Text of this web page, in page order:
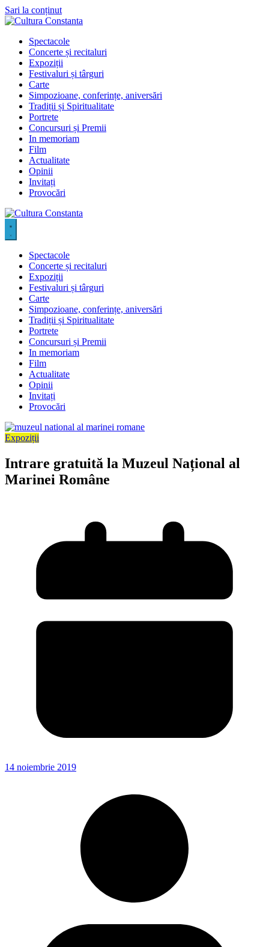
Sari la conținut
Spectacole
Concerte și recitaluri
Expoziții
Festivaluri și târguri
Carte
Simpozioane, conferințe, aniversări
Tradiții și Spiritualitate
Portrete
Concursuri și Premii
In memoriam
Film
Actualitate
Opinii
Invitați
Provocări
Spectacole
Concerte și recitaluri
Expoziții
Festivaluri și târguri
Carte
Simpozioane, conferințe, aniversări
Tradiții și Spiritualitate
Portrete
Concursuri și Premii
In memoriam
Film
Actualitate
Opinii
Invitați
Provocări
Expoziții
Intrare gratuită la Muzeul Național al
Marinei Române
14 noiembrie 2019